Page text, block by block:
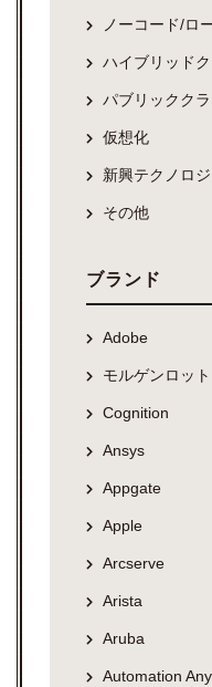
ノーコード/ロ
ハイブリッド
パブリックク
仮想化
新興テクノロ
その他
ブランド
Adobe
モルゲンロット
Cognition
Ansys
Appgate
Apple
Arcserve
Arista
Aruba
Automation